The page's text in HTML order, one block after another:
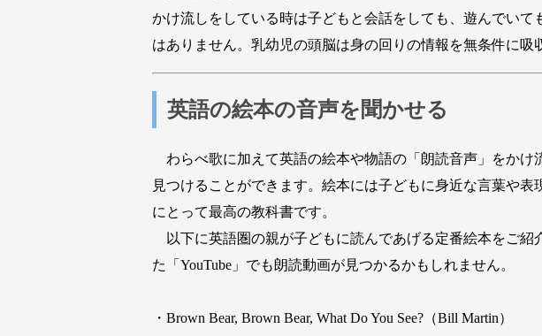
かけ流しをしている時は子どもと会話をしても、遊んでい
はありません。乳幼児の頭脳は身の回りの情報を無条件に
英語の絵本の音声を聞かせる
わらべ歌に加えて英語の絵本や物語の「朗読音声」をかけ
見つけることができます。絵本には子どもに身近な言葉や
にとって最高の教科書です。
以下に英語圏の親が子どもに読んであげる定番絵本をご紹
た「YouTube」でも朗読動画が見つかるかもしれません。
・Brown Bear, Brown Bear, What Do You See?（Bill Martin）